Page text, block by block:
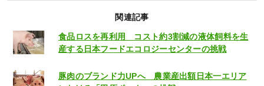
関連記事
食品ロスを再利用 コスト約3割減の液体飼料を生
産する日本フードエコロジーセンターの挑戦
豚肉のブランド力UPへ 農業産出額日本一エリア